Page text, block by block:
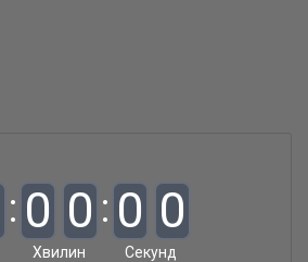
0 0
Хвилин
0 0
Секунд